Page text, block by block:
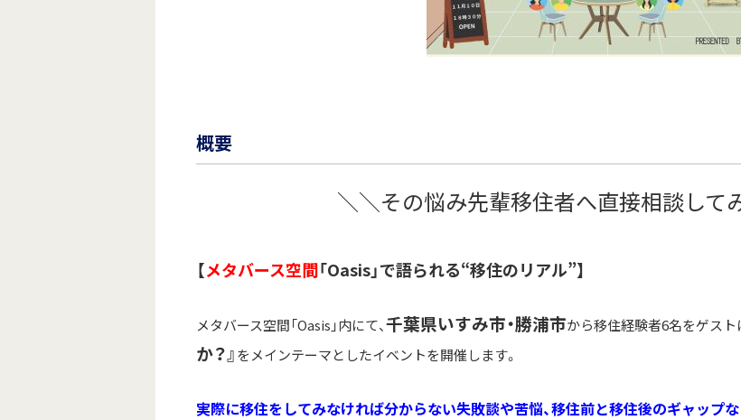
概要
＼＼その悩み先輩移住者へ直接相談して
【メタバース空間「Oasis」で語られる“移住のリアル”】
メタバース空間「Oasis」内にて、千葉県いすみ市・勝浦市から移住経験者6名をゲスト
か？』をメインテーマとしたイベントを開催します。
実際に移住をしてみなければ分からない失敗談や苦悩、移住前と移住後のギャップ